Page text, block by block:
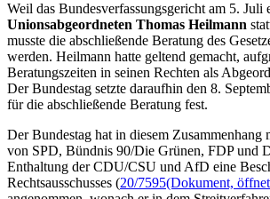
Weil das Bundesverfassungsgericht am 5. Juli
Unionsabgeordneten Thomas Heilmann
musste die abschließende Beratung des
werden. Heilmann hatte geltend gemacht,
Beratungszeiten in seinen Rechten als
Der Bundestag setzte daraufhin den 8.
für die abschließende Beratung fest.
Der Bundestag hat in diesem Zusammenhang
von SPD, Bündnis 90/Die Grünen, FDP und
Enthaltung der CDU/CSU und AfD eine
Rechtsausschusses (20/7595(Dokument,